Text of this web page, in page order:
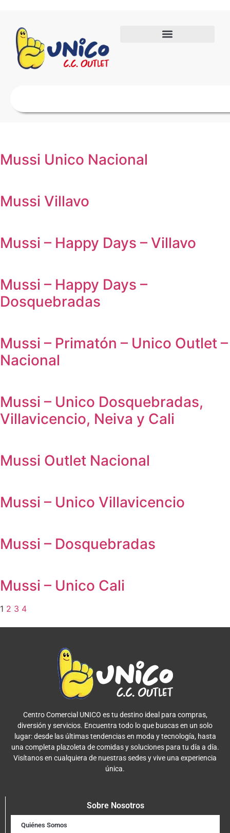
Mussi Unico Nacional
Mussi Villavo
Mussi – Happy Days – Villavo
Mussi – Happy Days –
Dosquebradas
Mussi – Primatón – Unico Outlet –
Nacional
Mussi – Unico Dosquebradas,
Villavicencio, Neiva y Cali
Mussi Outlet Nacional
Mussi – Unico Villavicencio
Mussi – Dosquebradas
Mussi – Unico Cali
1 2 3 4
Centro Comercial UNICO es tu destino ideal para compras,
diversión y servicios. Encuentra todo lo que buscas en un solo
lugar: desde las últimas tendencias en moda y tecnología, hasta
una completa plazoleta de comidas y soluciones para tu día a día.
Visítanos en cualquiera de nuestras sedes y vive una experiencia
única.
Sobre Nosotros
Quiénes Somos